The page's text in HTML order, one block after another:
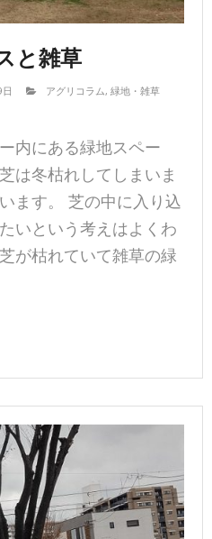
と雑草
アグリコラム, 緑地・雑草
内にある緑地スペー
は冬枯れしてしまいま
ます。 芝の中に入り込
いという考えはよくわ
が枯れていて雑草の緑